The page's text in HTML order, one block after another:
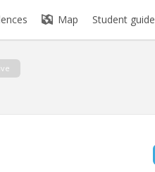
Map Student guide